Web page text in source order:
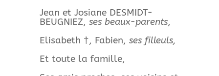
Jean et Josiane DESMIDT-
BEUGNIEZ, ses beaux-parents,
Elisabeth †, Fabien, ses filleuls,
Et toute la famille,